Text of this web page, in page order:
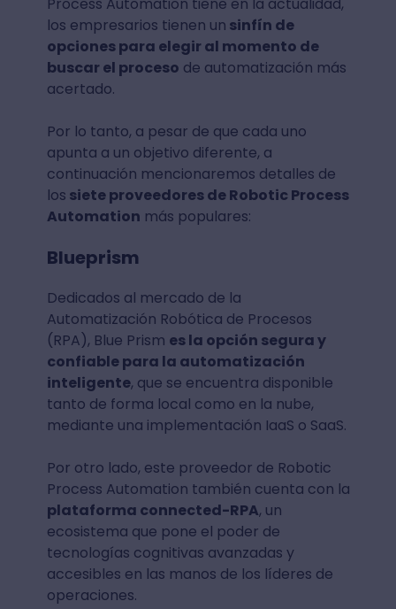
los empresarios tienen un sinfín de
opciones para elegir al momento de
buscar el proceso de automatización más
acertado.
Por lo tanto, a pesar de que cada uno
apunta a un objetivo diferente, a
continuación mencionaremos detalles de
los siete proveedores de Robotic Process
Automation más populares:
Blueprism
Dedicados al mercado de la
Automatización Robótica de Procesos
(RPA), Blue Prism es la opción segura y
confiable para la automatización
inteligente, que se encuentra disponible
tanto de forma local como en la nube,
mediante una implementación IaaS o SaaS.
Por otro lado, este proveedor de Robotic
Process Automation también cuenta con la
plataforma connected-RPA, un
ecosistema que pone el poder de
tecnologías cognitivas avanzadas y
accesibles en las manos de los líderes de
operaciones.